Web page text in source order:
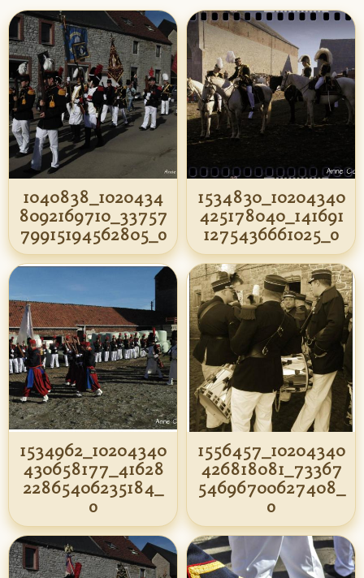
1040838_1020434
8092169710_33757
79915194562805_o
1534830_10204340
425178040_141691
1275436661025_o
1534962_10204340
430658177_41628
22865406235184_
o
1556457_10204340
426818081_73367
54696700627408_
o